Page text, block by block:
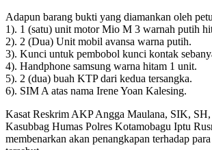
Adapun barang bukti yang diamankan oleh
1). 1 (satu) unit motor Mio M 3 warnah putih
2). 2 (Dua) Unit mobil avansa warna putih.
3). Kunci untuk pembobol kunci kontak
4). Handphone samsung warna hitam 1 unit.
5). 2 (dua) buah KTP dari kedua tersangka.
6). SIM A atas nama Irene Yoan Kalesing.
Kasat Reskrim AKP Angga Maulana, SIK,
Kasubbag Humas Polres Kotamobagu Iptu
membenarkan akan penangkapan terhadap